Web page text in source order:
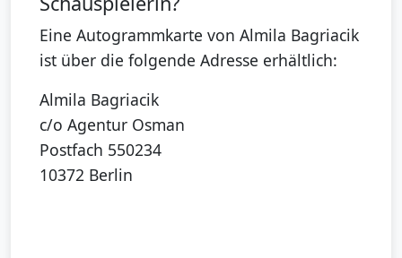
Eine Autogrammkarte von Almila Bagriacik
ist über die folgende Adresse erhältlich:
Almila Bagriacik
c/o Agentur Osman
Postfach 550234
10372 Berlin